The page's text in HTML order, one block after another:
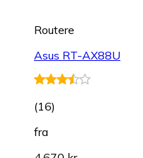
Routere
Asus RT-AX88U
(16)
fra